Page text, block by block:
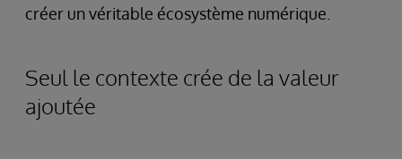
créer un véritable écosystème numérique.
Seul le contexte crée de la valeur
ajoutée